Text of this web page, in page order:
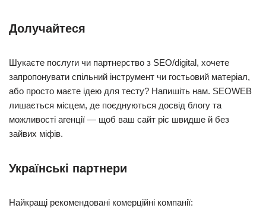
Долучайтеся
Шукаєте послуги чи партнерство з SEO/digital, хочете
запропонувати спільний інструмент чи гостьовий матеріал,
або просто маєте ідею для тесту? Напишіть нам. SEOWEB
лишається місцем, де поєднуються досвід блогу та
можливості агенції — щоб ваш сайт ріс швидше й без
зайвих міфів.
Українські партнери
Найкращі рекомендовані комерційні компанії: